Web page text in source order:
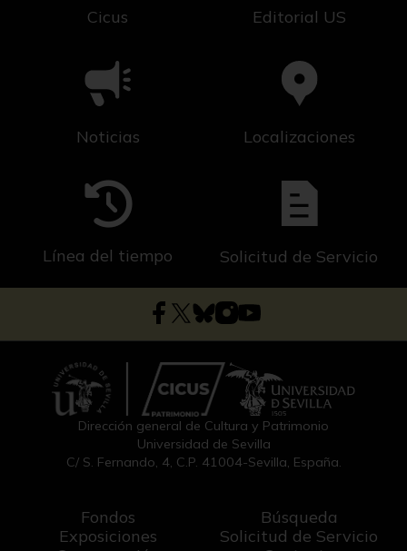
Cicus Editorial US
Noticias Localizaciones
Línea del tiempo Solicitud de Servicio
Dirección general de Cultura y Patrimonio
Universidad de Sevilla
C/ S. Fernando, 4, C.P. 41004-Sevilla, España.
Fondos
Exposiciones
Búsqueda
Solicitud de Servicio